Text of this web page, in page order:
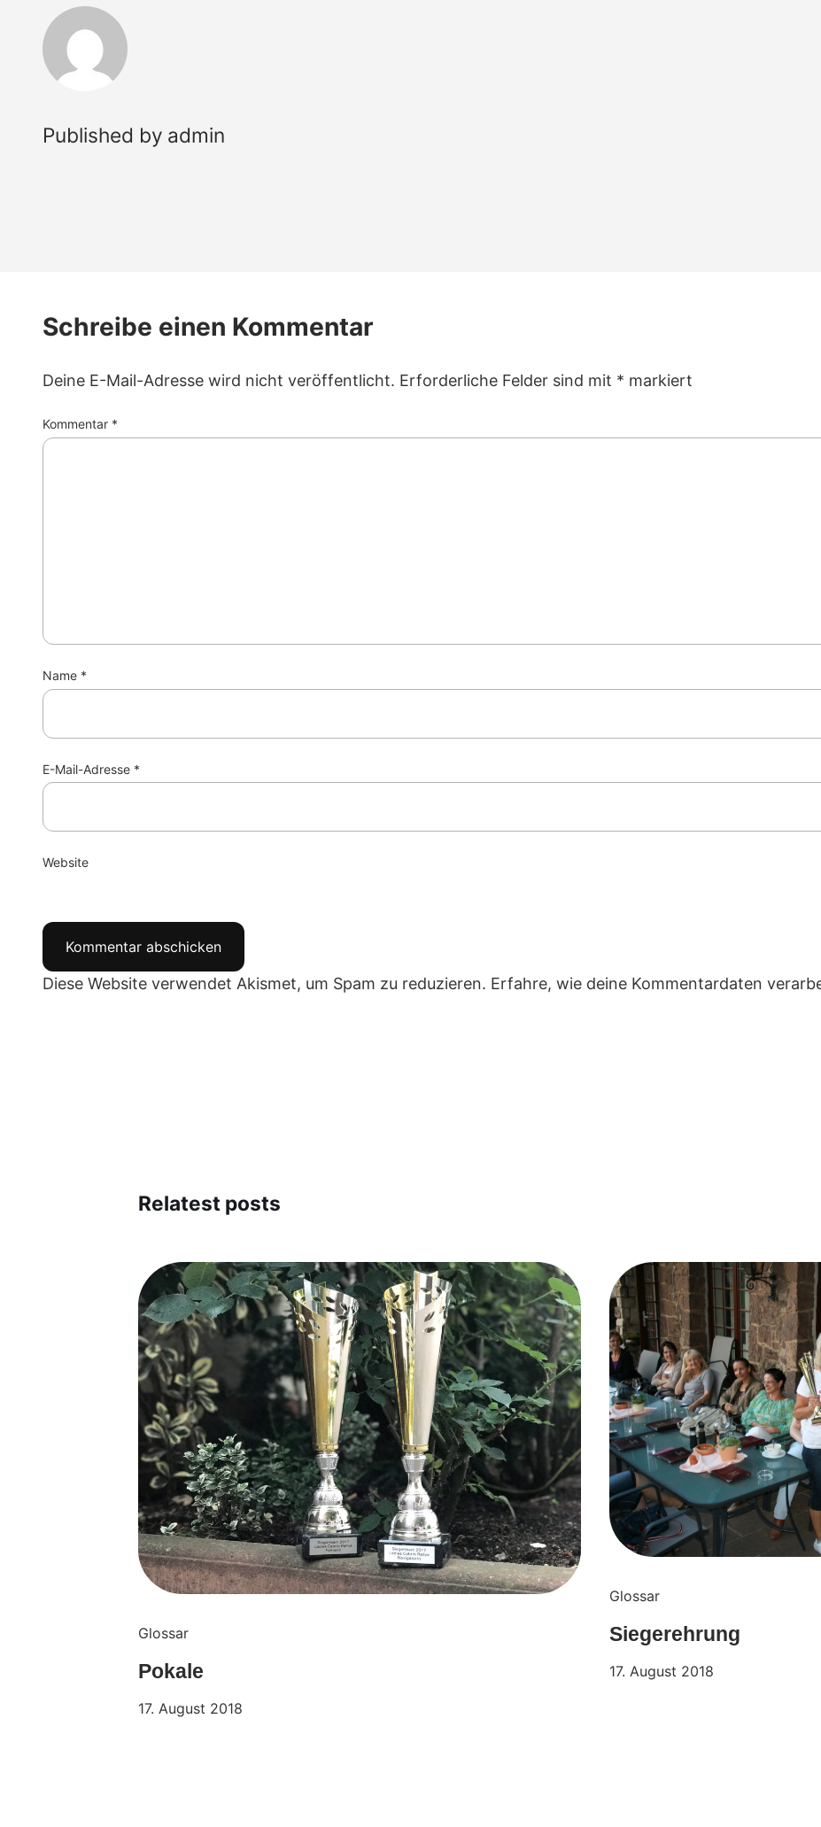
Published by admin
Schreibe einen Kommentar
Deine E-Mail-Adresse wird nicht veröffentlicht. Erforderliche Felder sind mit * markiert
Kommentar *
Name *
E-Mail-Adresse *
Website
Diese Website verwendet Akismet, um Spam zu reduzieren. Erfahre, wie deine Kommentardaten
Relatest posts
Glossar
Pokale
17. August 2018
Glossar
Siegerehrung
17. August 2018